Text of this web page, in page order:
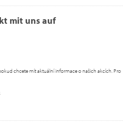
mit uns auf
chcete mít aktuální informace o našich akcích. Pro